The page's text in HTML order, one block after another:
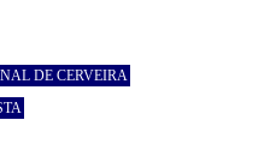
DE CERVEIRA